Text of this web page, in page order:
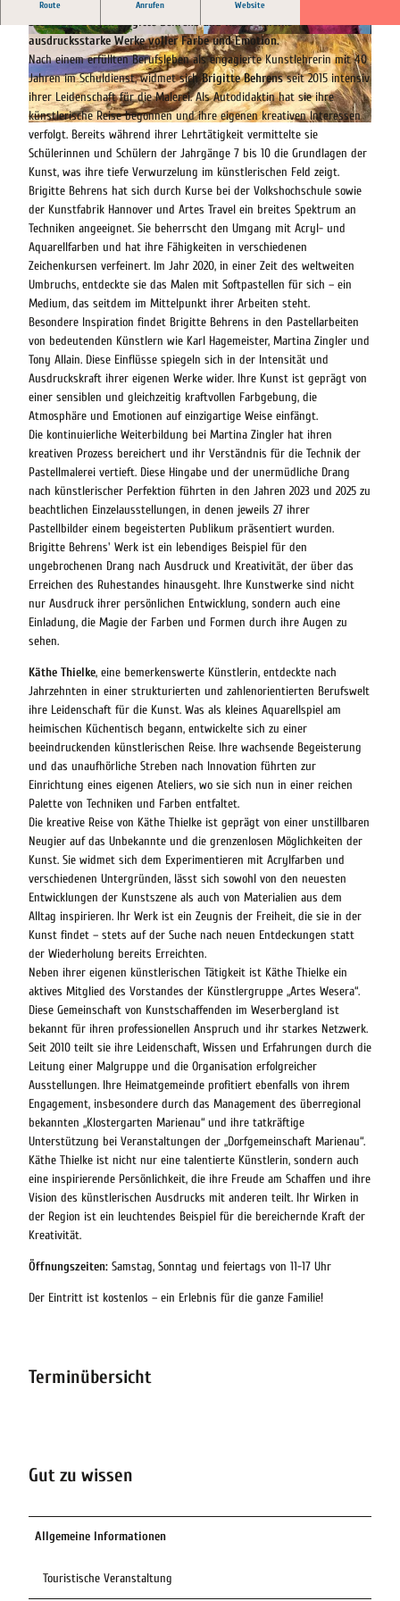
© Behrens / Thielke | CC-BY-SA
© Behrens |CC-BY-SA © Behrens |CC-BY-SA
Route Anrufen Website
Steinhude zeigen Brigitte Behrens und Käthe Thielke
ausdrucksstarke Werke voller Farbe und Emotion.
Nach einem erfüllten Berufsleben als engagierte Kunstlehrerin mit 40
Jahren im Schuldienst, widmet sichBrigitte Behrensseit 2015 intensiv
ihrer Leidenschaft für die Malerei. Als Autodidaktin hat sie ihre
künstlerische Reise begonnen und ihre eigenen kreativen Interessen
verfolgt. Bereits während ihrer Lehrtätigkeit vermittelte sie
Schülerinnen und Schülern der Jahrgänge 7 bis 10 die Grundlagen der
Kunst, was ihre tiefe Verwurzelung im künstlerischen Feld zeigt.
Brigitte Behrens hat sich durch Kurse bei der Volkshochschule sowie
der Kunstfabrik Hannover und Artes Travel ein breites Spektrum an
Techniken angeeignet. Sie beherrscht den Umgang mit Acryl- und
Aquarellfarben und hat ihre Fähigkeiten in verschiedenen
Zeichenkursen verfeinert. Im Jahr 2020, in einer Zeit des weltweiten
Umbruchs, entdeckte sie das Malen mit Softpastellen für sich – ein
Medium, das seitdem im Mittelpunkt ihrer Arbeiten steht.
Besondere Inspiration findet Brigitte Behrens in den Pastellarbeiten
von bedeutenden Künstlern wie Karl Hagemeister, Martina Zingler und
Tony Allain. Diese Einflüsse spiegeln sich in der Intensität und
Ausdruckskraft ihrer eigenen Werke wider. Ihre Kunst ist geprägt von
einer sensiblen und gleichzeitig kraftvollen Farbgebung, die
Atmosphäre und Emotionen auf einzigartige Weise einfängt.
Die kontinuierliche Weiterbildung bei Martina Zingler hat ihren
kreativen Prozess bereichert und ihr Verständnis für die Technik der
Pastellmalerei vertieft. Diese Hingabe und der unermüdliche Drang
nach künstlerischer Perfektion führten in den Jahren 2023 und 2025 zu
beachtlichen Einzelausstellungen, in denen jeweils 27 ihrer
Pastellbilder einem begeisterten Publikum präsentiert wurden.
Brigitte Behrens' Werk ist ein lebendiges Beispiel für den
ungebrochenen Drang nach Ausdruck und Kreativität, der über das
Erreichen des Ruhestandes hinausgeht. Ihre Kunstwerke sind nicht
nur Ausdruck ihrer persönlichen Entwicklung, sondern auch eine
Einladung, die Magie der Farben und Formen durch ihre Augen zu
sehen.
Käthe Thielke, eine bemerkenswerte Künstlerin, entdeckte nach
Jahrzehnten in einer strukturierten und zahlenorientierten Berufswelt
ihre Leidenschaft für die Kunst. Was als kleines Aquarellspiel am
heimischen Küchentisch begann, entwickelte sich zu einer
beeindruckenden künstlerischen Reise. Ihre wachsende Begeisterung
und das unaufhörliche Streben nach Innovation führten zur
Einrichtung eines eigenen Ateliers, wo sie sich nun in einer reichen
Palette von Techniken und Farben entfaltet.
Die kreative Reise von Käthe Thielke ist geprägt von einer unstillbaren
Neugier auf das Unbekannte und die grenzenlosen Möglichkeiten der
Kunst. Sie widmet sich dem Experimentieren mit Acrylfarben und
verschiedenen Untergründen, lässt sich sowohl von den neuesten
Entwicklungen der Kunstszene als auch von Materialien aus dem
Alltag inspirieren. Ihr Werk ist ein Zeugnis der Freiheit, die sie in der
Kunst findet – stets auf der Suche nach neuen Entdeckungen statt
der Wiederholung bereits Erreichten.
Neben ihrer eigenen künstlerischen Tätigkeit ist Käthe Thielke ein
aktives Mitglied des Vorstandes der Künstlergruppe „Artes Wesera“.
Diese Gemeinschaft von Kunstschaffenden im Weserbergland ist
bekannt für ihren professionellen Anspruch und ihr starkes Netzwerk.
Seit 2010 teilt sie ihre Leidenschaft, Wissen und Erfahrungen durch die
Leitung einer Malgruppe und die Organisation erfolgreicher
Ausstellungen. Ihre Heimatgemeinde profitiert ebenfalls von ihrem
Engagement, insbesondere durch das Management des überregional
bekannten „Klostergarten Marienau“ und ihre tatkräftige
Unterstützung bei Veranstaltungen der „Dorfgemeinschaft Marienau“.
Käthe Thielke ist nicht nur eine talentierte Künstlerin, sondern auch
eine inspirierende Persönlichkeit, die ihre Freude am Schaffen und ihre
Vision des künstlerischen Ausdrucks mit anderen teilt. Ihr Wirken in
der Region ist ein leuchtendes Beispiel für die bereichernde Kraft der
Kreativität.
Öffnungszeiten: Samstag, Sonntag und feiertags von 11-17 Uhr
Der Eintritt ist kostenlos – ein Erlebnis für die ganze Familie!
Terminübersicht
Gut zu wissen
Allgemeine Informationen
Touristische Veranstaltung